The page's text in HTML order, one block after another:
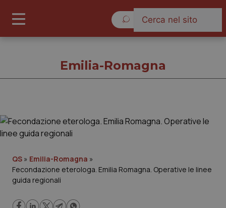
Governo e Parlamento
Regioni e Asl
Emilia-Romagna
QS » Emilia-Romagna »
Fecondazione eterologa. Emilia Romagna. Operative le linee
guida regionali